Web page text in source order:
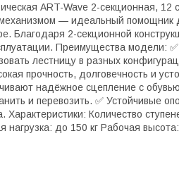
ART-Wave 2-секционная,
механизмом — идеальный
Благодаря 2-секционной
Преимущества модели:
лестницу в разных
прочность, долговечность и
надёжное сцепление с
и перевозить. ✅ Устойчивые
Количество
нагрузка: до 150 кг Рабочая